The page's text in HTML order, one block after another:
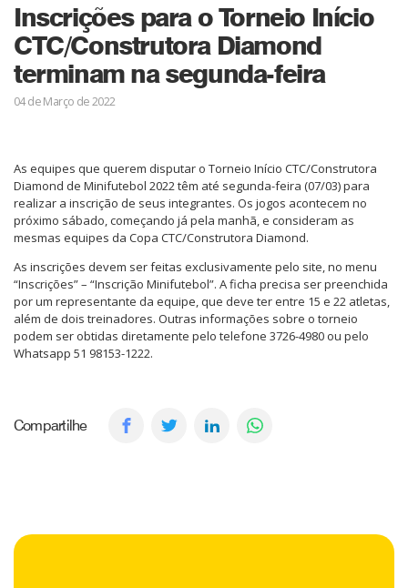
Inscrições para o Torneio Início
CTC/Construtora Diamond
terminam na segunda-feira
04 de Março de 2022
As equipes que querem disputar o Torneio Início CTC/Construtora
Diamond de Minifutebol 2022 têm até segunda-feira (07/03) para
realizar a inscrição de seus integrantes. Os jogos acontecem no
próximo sábado, começando já pela manhã, e consideram as
mesmas equipes da Copa CTC/Construtora Diamond.
As inscrições devem ser feitas exclusivamente pelo site, no menu
“Inscrições” – “Inscrição Minifutebol”. A ficha precisa ser preenchida
por um representante da equipe, que deve ter entre 15 e 22 atletas,
além de dois treinadores. Outras informações sobre o torneio
podem ser obtidas diretamente pelo telefone 3726-4980 ou pelo
Whatsapp 51 98153-1222.
Compartilhe